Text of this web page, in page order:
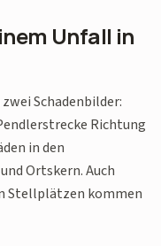
Unfall in
Schadenbilder:
Richtung
in den
Ortskern. Auch
Stellplätzen kommen